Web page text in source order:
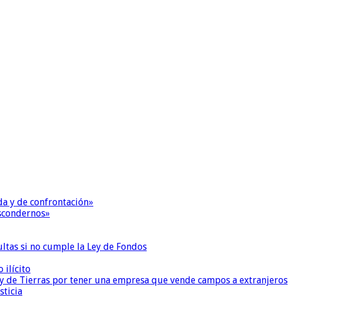
y de confrontación»
si no cumple la Ley de Fondos
ilícito
de Tierras por tener una empresa que vende campos a extranjeros